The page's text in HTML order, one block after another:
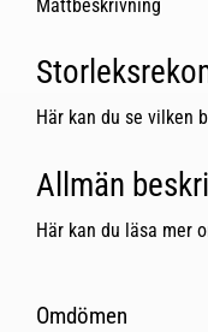
Måttbeskrivning
Här kan du se vilken
Allmän
Här kan du läsa mer
Omdömen